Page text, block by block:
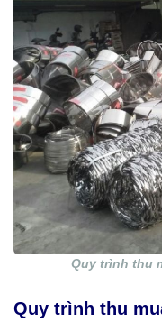
Quy trình thu
Quy trình thu